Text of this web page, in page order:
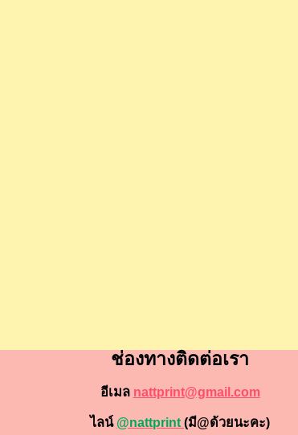
ช่องทางติดต่อเรา
อีเมล nattprint@gmail.com
ไลน์ @nattprint (มี@ด้วยนะคะ)